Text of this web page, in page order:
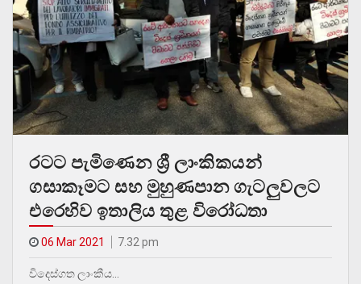
රටට පැමිණෙන ශ්‍රී ලාංකිකයන්
ගසාකෑමට සහ මුහුණපාන ගැටලුවලට
එරෙහිව ඉතාලිය තුළ විරෝධතා
06 Mar 2021 7.32 pm
විදෙස්ගත ලාංකීය…